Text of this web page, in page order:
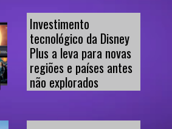
Investimento
tecnológico da Disney
Plus a leva para novas
regiões e países antes
não explorados